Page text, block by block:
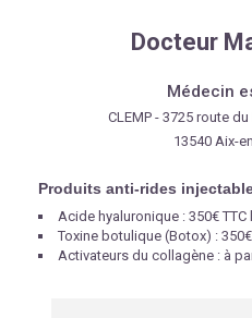
Docteur
Médecin
CLEMP - 3725 route
13540 Aix-
Produits anti-rides
Acide hyaluronique : 350€ TTC
Toxine botulique (Botox) :
Activateurs du collagène : à